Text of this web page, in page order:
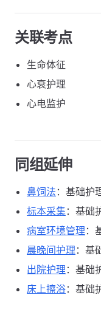
关联考点
生命体征
心衰护理
心电监护
同组延伸
鼻饲法 ：基础护
标本采集：基础
病室环境管理 ：
晨晚间护理 ：基
出院护理 ：基础
床上擦浴：基础